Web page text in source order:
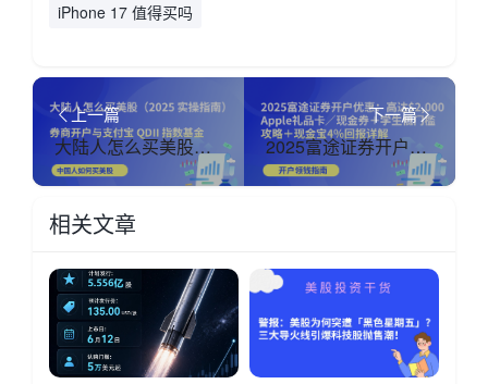
iPhone 17 值得买吗
上一篇
大陆人怎么买美股（2025 实操指南）｜券商开户与支付宝 QDII 指数基金
下一篇
2025富途证券开户优惠：高达$2,000 Apple礼品卡／现金券＋学生低门槛攻略＋现金宝4%回报详解
相关文章